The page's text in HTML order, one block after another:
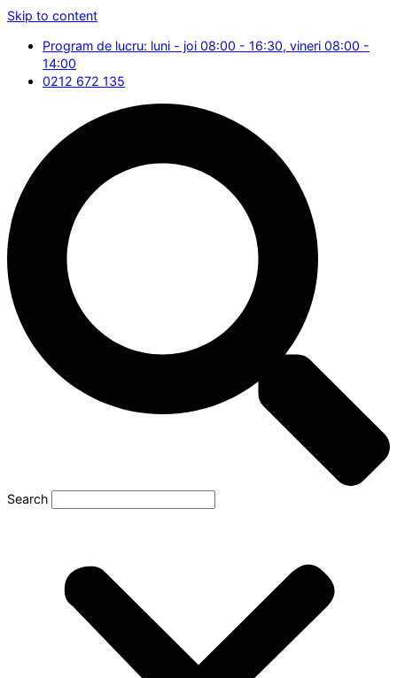
Skip to content
Program de lucru: luni - joi 08:00 - 16:30, vineri 08:00 -
14:00
0212 672 135
Search